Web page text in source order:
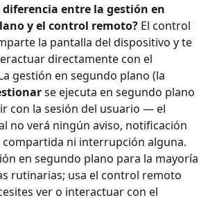
diferencia entre la gestión en
y el control remoto? El control
la pantalla del dispositivo y te
directamente con el
gestión en segundo plano (la
se ejecuta en segundo plano
con la sesión del usuario — el
no verá ningún aviso, notificación
compartida ni interrupción alguna.
en segundo plano para la mayoría
rutinarias; usa el control remoto
ver o interactuar con el